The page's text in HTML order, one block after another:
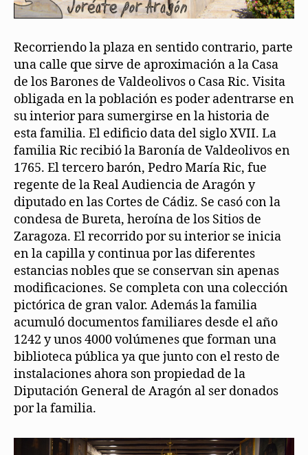
Recorriendo la plaza en sentido contrario, parte
una calle que sirve de aproximación a la Casa
de los Barones de Valdeolivos o Casa Ric. Visita
obligada en la población es poder adentrarse en
su interior para sumergirse en la historia de
esta familia. El edificio data del siglo XVII. La
familia Ric recibió la Baronía de Valdeolivos en
1765. El tercero barón, Pedro María Ric, fue
regente de la Real Audiencia de Aragón y
diputado en las Cortes de Cádiz. Se casó con la
condesa de Bureta, heroína de los Sitios de
Zaragoza. El recorrido por su interior se inicia
en la capilla y continua por las diferentes
estancias nobles que se conservan sin apenas
modificaciones. Se completa con una colección
pictórica de gran valor. Además la familia
acumuló documentos familiares desde el año
1242 y unos 4000 volúmenes que forman una
biblioteca pública ya que junto con el resto de
instalaciones ahora son propiedad de la
Diputación General de Aragón al ser donados
por la familia.